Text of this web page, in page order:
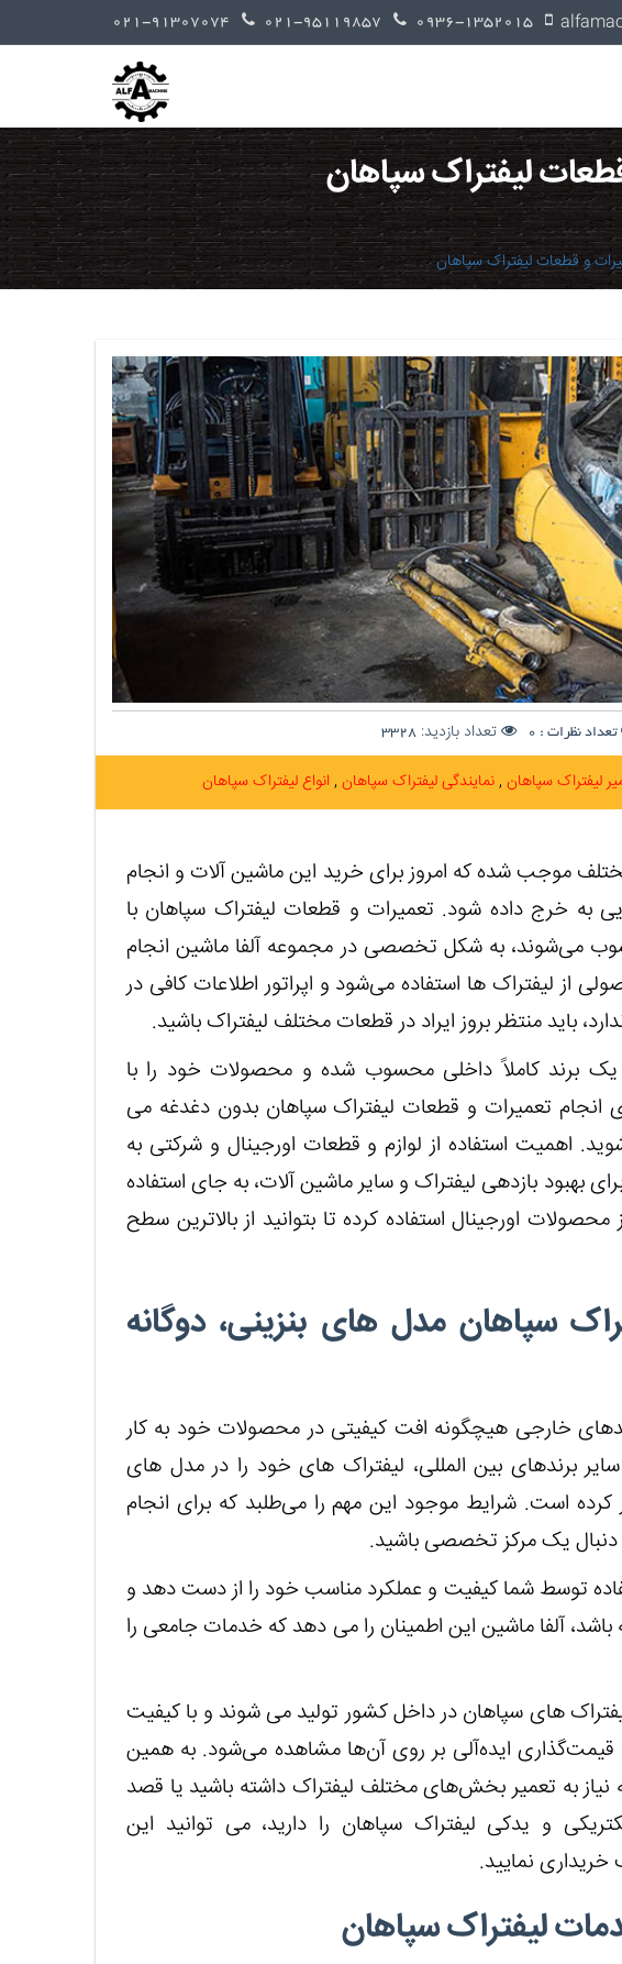
لیفتراک سپاهان
و قطعات لیفتراک سپاهان
تعداد نظرات : 0 تعداد بازدید: 3328
لیفتراک سپاهان نمایندگی لیفتراک سپاهان انواع لیفتراک سپاهان
موجب شده که امروز برای خرید این ماشین آلات و انجام
به خرج داده شود. تعمیرات و قطعات لیفتراک سپاهان با
می‌شوند، به شکل تخصصی در مجموعه آلفا ماشین انجام
از لیفتراک ها استفاده می‌شود و اپراتور اطلاعات کافی در
باید منتظر بروز ایراد در قطعات مختلف لیفتراک باشید.
یک برند کاملاً داخلی محسوب شده و محصولات خود را با
انجام تعمیرات و قطعات لیفتراک سپاهان بدون دغدغه می
اهمیت استفاده از لوازم و قطعات اورجینال و شرکتی به
بهبود بازدهی لیفتراک و سایر ماشین آلات، به جای استفاده
اورجینال استفاده کرده تا بتوانید از بالاترین سطح
سپاهان مدل های بنزینی، دوگانه
خارجی هیچگونه افت کیفیتی در محصولات خود به کار
برندهای بین المللی، لیفتراک های خود را در مدل های
کرده است. شرایط موجود این مهم را می‌طلبد که برای انجام
دنبال یک مرکز تخصصی باشید.
توسط شما کیفیت و عملکرد مناسب خود را از دست دهد و
آلفا ماشین این اطمینان را می دهد که خدمات جامعی را
های سپاهان در داخل کشور تولید می شوند و با کیفیت
قیمت‌گذاری ایده‌آلی بر روی آن‌ها مشاهده می‌شود. به همین
به تعمیر بخش‌های مختلف لیفتراک داشته باشید یا قصد
و یدکی لیفتراک سپاهان را دارید، می توانید این
نمایید.
لیفتراک سپاهان